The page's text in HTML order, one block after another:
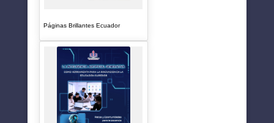
Páginas Brillantes Ecuador